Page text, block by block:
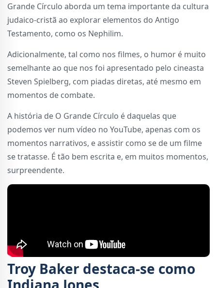
Grande Círculo aborda um tema importante da cultura
judaico-cristã ao explorar elementos do Antigo
Testamento, como os Nephilim.
Adicionalmente, tal como nos filmes, o humor é muito
semelhante ao que nos foi apresentado pelo cineasta
Steven Spielberg, com piadas diretas, até mesmo em
momentos de combate.
A história de O Grande Círculo é daquelas que
podemos ver num vídeo no YouTube, apenas com os
momentos narrativos, e assistir como se de um filme
se tratasse. É tão bem escrita e, em muitos momentos,
surpreendente.
Troy Baker destaca-se como